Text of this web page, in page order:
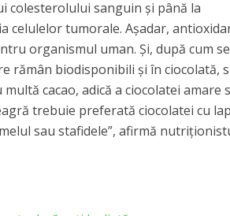
colesterolului sanguin și până la
celulelor tumorale. Așadar,
organismul uman. Și, după cum
rămân biodisponibili și în ciocolată,
cacao, adică a ciocolatei amare
trebuie preferată ciocolatei cu
sau stafidele”, afirmă